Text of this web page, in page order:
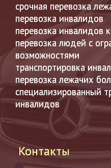
срочная перевозка
перевозка инвалидов
перевозка инвалидов
перевозка людей с
возможностями
транспортировка
перевозка лежачих
специализированный
инвалидов
Контакты